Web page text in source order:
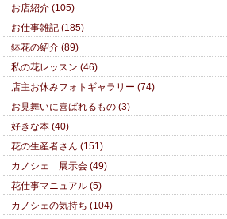
お店紹介 (105)
お仕事雑記 (185)
鉢花の紹介 (89)
私の花レッスン (46)
店主お休みフォトギャラリー (74)
お見舞いに喜ばれるもの (3)
好きな本 (40)
花の生産者さん (151)
カノシェ 展示会 (49)
花仕事マニュアル (5)
カノシェの気持ち (104)